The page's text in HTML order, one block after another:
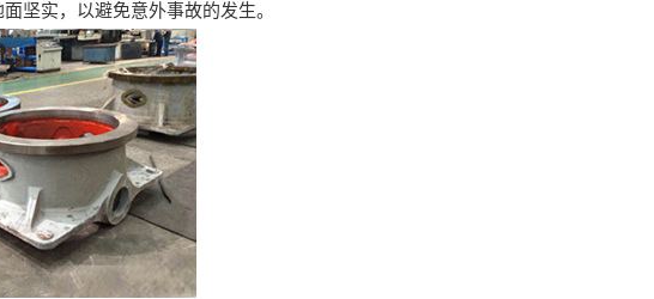
坚实，以避免意外事故的发生。